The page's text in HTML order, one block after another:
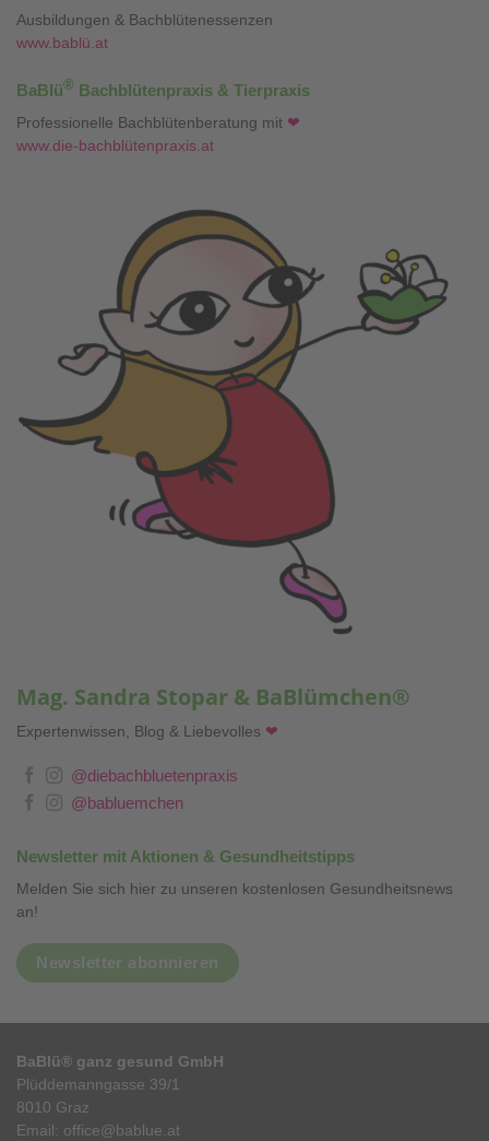
Ausbildungen & Bachblütenessenzen
www.bablü.at
BaBlü® Bachblütenpraxis & Tierpraxis
Professionelle Bachblütenberatung mit ❤
www.die-bachblütenpraxis.at
Mag. Sandra Stopar & BaBlümchen®
Expertenwissen, Blog & Liebevolles ❤
@diebachbluetenpraxis
@babluemchen
Newsletter mit Aktionen & Gesundheitstipps
Melden Sie sich hier zu unseren kostenlosen Gesundheitsnews
an!
Newsletter abonnieren
BaBlü® ganz gesund GmbH
Plüddemanngasse 39/1
8010 Graz
Email: office@bablue.at